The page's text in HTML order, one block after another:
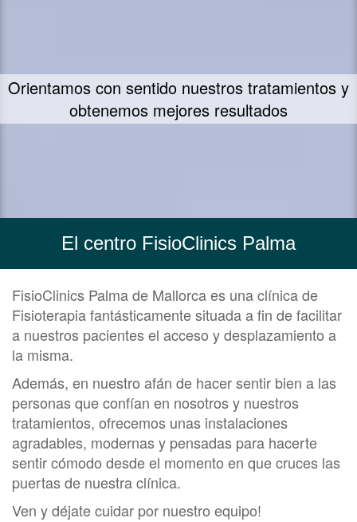
Orientamos con sentido nuestros tratamientos y
obtenemos mejores resultados
El centro FisioClinics Palma
FisioClinics Palma de Mallorca es una clínica de
Fisioterapia fantásticamente situada a fin de facilitar
a nuestros pacientes el acceso y desplazamiento a
la misma.
Además, en nuestro afán de hacer sentir bien a las
personas que confían en nosotros y nuestros
tratamientos, ofrecemos unas instalaciones
agradables, modernas y pensadas para hacerte
sentir cómodo desde el momento en que cruces las
puertas de nuestra clínica.
Ven y déjate cuidar por nuestro equipo!